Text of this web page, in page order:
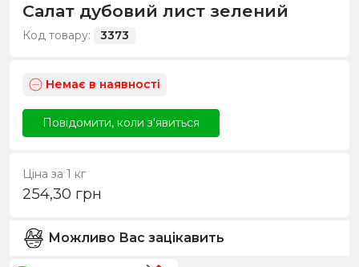
Салат дубовий лист зелений
Код товару: 3373
Немає в наявності
Повідомити, коли з'явиться
Ціна за 1 кг
254,30 грн
Можливо Вас зацікавить